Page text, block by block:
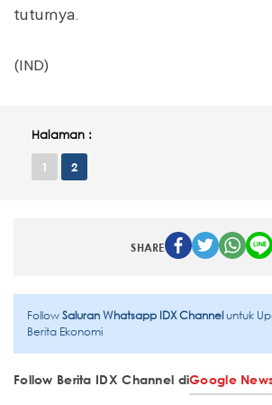
tuturnya.
(IND)
Halaman :
1 2
SHARE
FollowSaluran Whatsapp IDX Channeluntuk
Berita Ekonomi
Follow Berita IDX Channel diGoogle